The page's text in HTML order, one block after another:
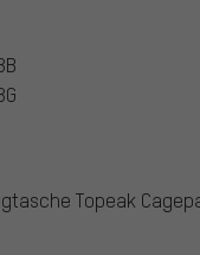
Topeak